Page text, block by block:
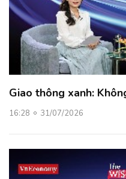
Giao thông xanh:
16:28 31/07/2026